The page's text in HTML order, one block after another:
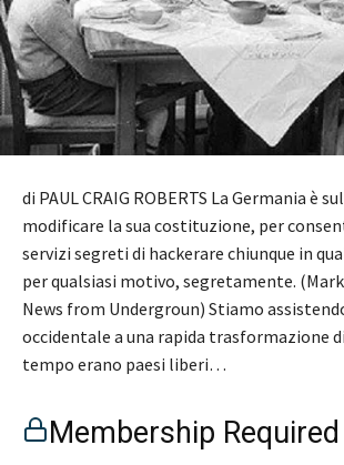
di PAUL CRAIG ROBERTS La Germania è
modificare la sua costituzione, per
servizi segreti di hackerare chiunque in
per qualsiasi motivo, segretamente.
News from Undergroun) Stiamo
occidentale a una rapida trasformazione
tempo erano paesi liberi…
Membership Required